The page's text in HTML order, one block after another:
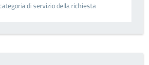
di servizio della richiesta